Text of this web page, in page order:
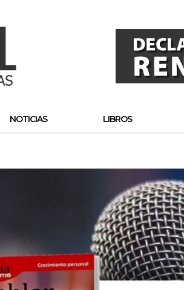
NOTICIAS LIBROS